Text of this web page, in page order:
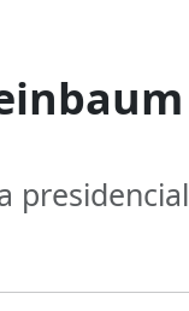
presidencial